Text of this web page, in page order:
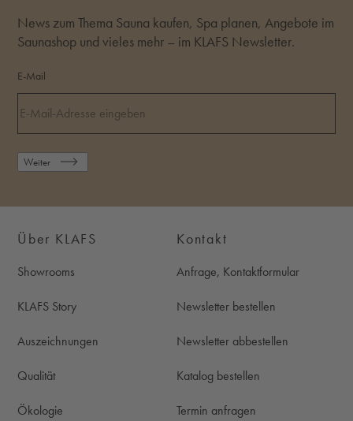
News zum Thema Sauna kaufen, Spa planen, Angebote im
Saunashop und vieles mehr – im KLAFS Newsletter.
E-Mail
Weiter
Über KLAFS
Showrooms
KLAFS Story
Auszeichnungen
Qualität
Ökologie
Kontakt
Anfrage, Kontaktformular
Newsletter bestellen
Newsletter abbestellen
Katalog bestellen
Termin anfragen